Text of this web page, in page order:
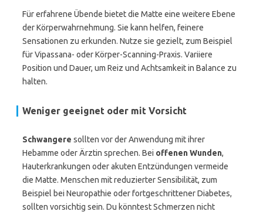
Für erfahrene Übende bietet die Matte eine weitere Ebene
der Körperwahrnehmung. Sie kann helfen, feinere
Sensationen zu erkunden. Nutze sie gezielt, zum Beispiel
für Vipassana- oder Körper-Scanning-Praxis. Variiere
Position und Dauer, um Reiz und Achtsamkeit in Balance zu
halten.
Weniger geeignet oder mit Vorsicht
Schwangere sollten vor der Anwendung mit ihrer
Hebamme oder Ärztin sprechen. Bei offenen Wunden,
Hauterkrankungen oder akuten Entzündungen vermeide
die Matte. Menschen mit reduzierter Sensibilität, zum
Beispiel bei Neuropathie oder fortgeschrittener Diabetes,
sollten vorsichtig sein. Du könntest Schmerzen nicht